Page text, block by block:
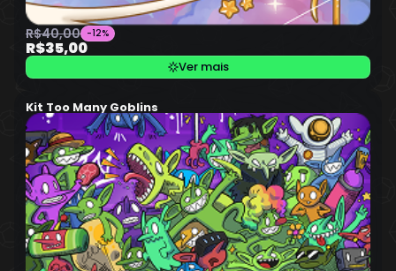
R$40,00 -12%
R$35,00
Ver mais
Kit Too Many Goblins